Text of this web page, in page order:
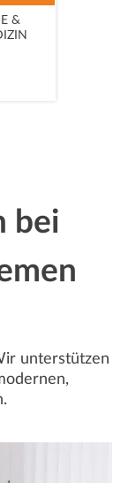
&
bei
unterstützen